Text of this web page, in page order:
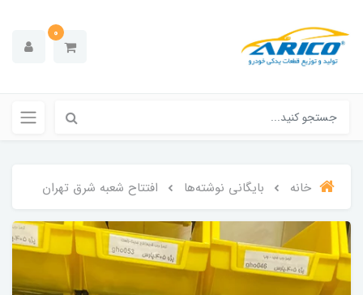
0
خانه بایگانی نوشته‌ها افتتاح شعبه شرق تهران